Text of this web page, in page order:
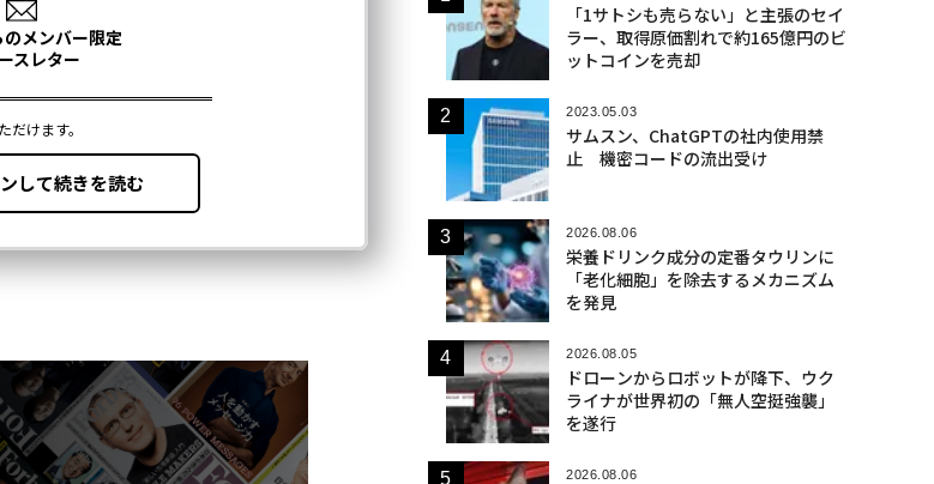
「1サトシも売らない」と主張のセイ
ラー、取得原価割れで約165億円のビ
ットコインを売却
2023.05.03
サムスン、ChatGPTの社内使用禁
止 機密コードの流出受け
2026.08.06
栄養ドリンク成分の定番タウリンに
「老化細胞」を除去するメカニズム
を発見
2026.08.05
ドローンからロボットが降下、ウク
ライナが世界初の「無人空挺強襲」
を遂行
2026.08.06